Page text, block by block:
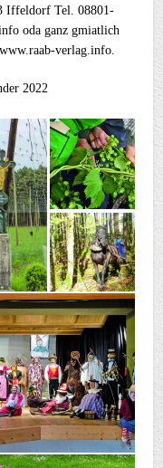
Iffeldorf Tel. 08801-
oda ganz gmiatlich
verlag.info.
2022